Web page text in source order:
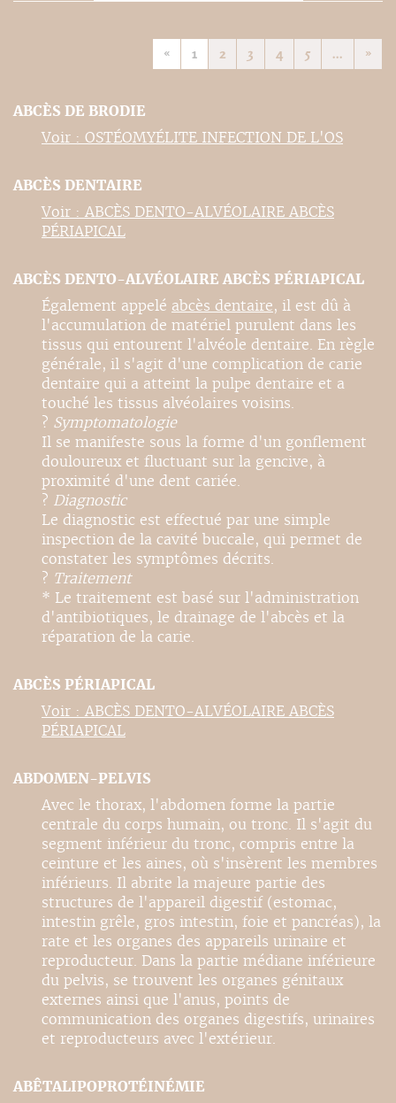
« 1 2 3 4 5 ... »
ABCÈS DE BRODIE
Voir : OSTÉOMYÉLITE INFECTION DE L'OS
ABCÈS DENTAIRE
Voir : ABCÈS DENTO-ALVÉOLAIRE ABCÈS
PÉRIAPICAL
ABCÈS DENTO-ALVÉOLAIRE ABCÈS PÉRIAPICAL
Également appelé abcès dentaire, il est dû à
l'accumulation de matériel purulent dans les
tissus qui entourent l'alvéole dentaire. En règle
générale, il s'agit d'une complication de carie
dentaire qui a atteint la pulpe dentaire et a
touché les tissus alvéolaires voisins.
? Symptomatologie
Il se manifeste sous la forme d'un gonflement
douloureux et fluctuant sur la gencive, à
proximité d'une dent cariée.
? Diagnostic
Le diagnostic est effectué par une simple
inspection de la cavité buccale, qui permet de
constater les symptômes décrits.
? Traitement
* Le traitement est basé sur l'administration
d'antibiotiques, le drainage de l'abcès et la
réparation de la carie.
ABCÈS PÉRIAPICAL
Voir : ABCÈS DENTO-ALVÉOLAIRE ABCÈS
PÉRIAPICAL
ABDOMEN-PELVIS
Avec le thorax, l'abdomen forme la partie
centrale du corps humain, ou tronc. Il s'agit du
segment inférieur du tronc, compris entre la
ceinture et les aines, où s'insèrent les membres
inférieurs. Il abrite la majeure partie des
structures de l'appareil digestif (estomac,
intestin grêle, gros intestin, foie et pancréas), la
rate et les organes des appareils urinaire et
reproducteur. Dans la partie médiane inférieure
du pelvis, se trouvent les organes génitaux
externes ainsi que l'anus, points de
communication des organes digestifs, urinaires
et reproducteurs avec l'extérieur.
ABÊTALIPOPROTÉINÉMIE